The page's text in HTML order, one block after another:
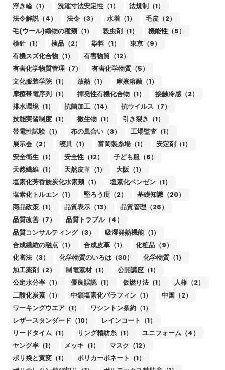
浮き輪（1）
洗濯寸法安定性（1）
法規制（1）
法令解説（4）
法令（3） 水着（1）
毛皮（2）
毛(ウール)織物の種類（1）
殺虫剤（1）
機能性（5）
検針（1）
検品（2） 染料（1）
東京（9）
有機スズ化合物（1）
有害物質（12）
有害化学物質管理（7）
有害化学物質（5）
文化服装学院（1）
放熱（1）
摩擦溶融（1）
摩擦帯電序列（1）
揮発性有機化合物（1）
接触冷感（2）
排水環境（1）
抗菌加工（14）
抗ウイルス（7）
技能実習制度（1）
微生物（1）
引き裂き（1）
帯電性試験（1）
布の風合い（3）
工場監査（1）
展示会（2）
寝具（1） 富岡製糸場（1）
安定剤（1）
安全衛生（1）
安全性（12）
子ども服（6）
天然繊維（1）
天然皮革（1）
大阪（1）
塩素化芳香族炭化水素類（1）
塩素化ベンゼン（1）
塩素化トルエン（1）
堅ろう度（2）
基礎知識（20）
商品政策（1）
品質表示（13）
品質管理（26）
品質改善（7）
品質トラブル（4）
品質コンサルティング（3）
吸湿発熱機能（1）
合成繊維の融点（1）
合成皮革（1）
化粧品（9）
化審法（3）
化学物質のいろは（30）
化学物質（1）
加工薬剤（2）
制電素材（1）
公開講座（1）
公定水分率（1）
優良誤認（1） 仮撚り法（1）
人権（2）
二酸化炭素（1）
中鎖塩素化パラフィン（1）
中国（2）
ワーキングウエア（1）
ワシントン条約（1）
レザースタンダード（10）
レインコート（1）
リードタイム（1）
リング精紡糸（1）
ユニフォーム（4）
ヤング率（1）
メッキ（1）
マスク（12）
ポリ袋と黄変（1）
ポリカーボネート（1）